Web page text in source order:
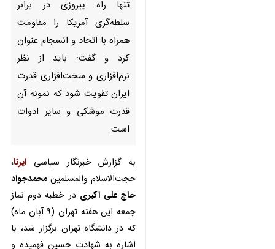
انسجام عنوان کرد و گفت: باید از
نظر نرم‌افزاری و سخت‌افزاری
قدرت ایران تقویت شود که نمونه
آن قدرت موشکی و سایر ادوات
است.
به گزارش خبرنگار سیاسیایرنا
حجت‌الاسلام والمسلمین
جمعه این هفته تهران (۹ آبان ماه) که
در دانشگاه تهران برگزار شد، با اشاره
به شهادت حسین فهمیده و
گرامیداشت ۳۶ هزار شهید دانش آموز
در هشت سال دفاع مقدس و همچنین